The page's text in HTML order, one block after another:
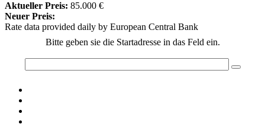
Aktueller Preis: 85.000 €
Neuer Preis:
Rate data provided daily by European Central Bank
Bitte geben sie die Startadresse in das Feld ein.